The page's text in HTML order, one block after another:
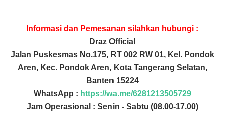
Informasi dan Pemesanan silahkan hubungi :
Draz Official
Jalan Puskesmas No.175, RT 002 RW 01, Kel. Pondok
Aren, Kec. Pondok Aren, Kota Tangerang Selatan,
Banten 15224
WhatsApp : https://wa.me/6281213505729
Jam Operasional : Senin - Sabtu (08.00-17.00)